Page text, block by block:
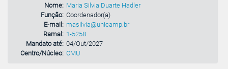
Nome: Maria Silvia Duarte Hadler
Função: Coordenador(a)
E-mail: masilvia@unicamp.br
Ramal: 1-5258
Mandato até: 04/Out/2027
Centro/Núcleo: CMU